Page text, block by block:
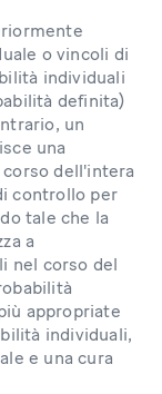
o vincoli di
individuali
definita)
un
una
dell'intera
controllo per
tale che la
a
nel corso del
appropriate
individuali,
e una cura